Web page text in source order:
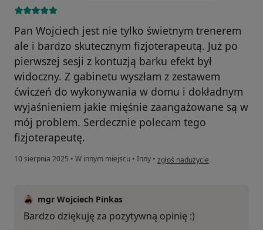
Pan Wojciech jest nie tylko świetnym trenerem
ale i bardzo skutecznym fizjoterapeutą. Już po
pierwszej sesji z kontuzją barku efekt był
widoczny. Z gabinetu wyszłam z zestawem
ćwiczeń do wykonywania w domu i dokładnym
wyjaśnieniem jakie mięśnie zaangażowane są w
mój problem. Serdecznie polecam tego
fizjoterapeutę.
10 sierpnia 2025 • W innym miejscu • Inny • w opinii użytkownika Agnieszka
zgłoś nadużycie
mgr Wojciech Pinkas
Bardzo dziękuję za pozytywną opinię :)